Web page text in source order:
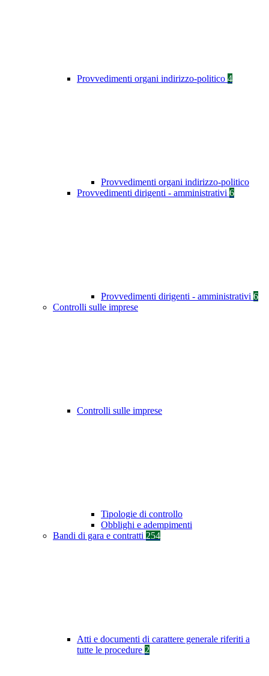
Provvedimenti organi indirizzo-politico 4
Provvedimenti organi indirizzo-politico
Provvedimenti dirigenti - amministrativi 6
Provvedimenti dirigenti - amministrativi 6
Controlli sulle imprese
Controlli sulle imprese
Tipologie di controllo
Obblighi e adempimenti
Bandi di gara e contratti 254
Atti e documenti di carattere generale riferiti a
tutte le procedure 2